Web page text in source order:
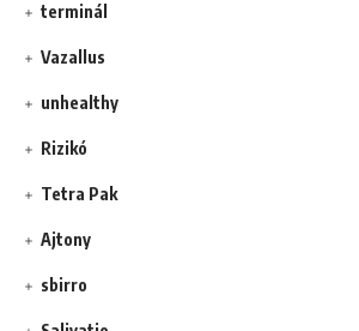
terminál
Vazallus
unhealthy
Rizikó
Tetra Pak
Ajtony
sbirro